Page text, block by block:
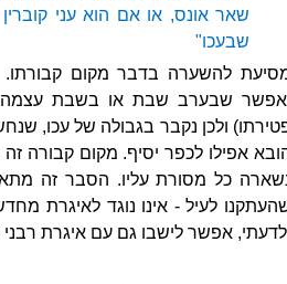
שאר אונס, או אם הוא עני
שבעכו"
להשערה בדבר מקום
שבערב שבת או בשבת עצמה
ולכן נקבר בגבולה של עכו,
אפילו לכפר יסיף. מקום קבורה
כל מסורת עליו. הסבר זה
לעיל - אינו נוגד לאיגרת
אפשר לישבו גם עם איגרת